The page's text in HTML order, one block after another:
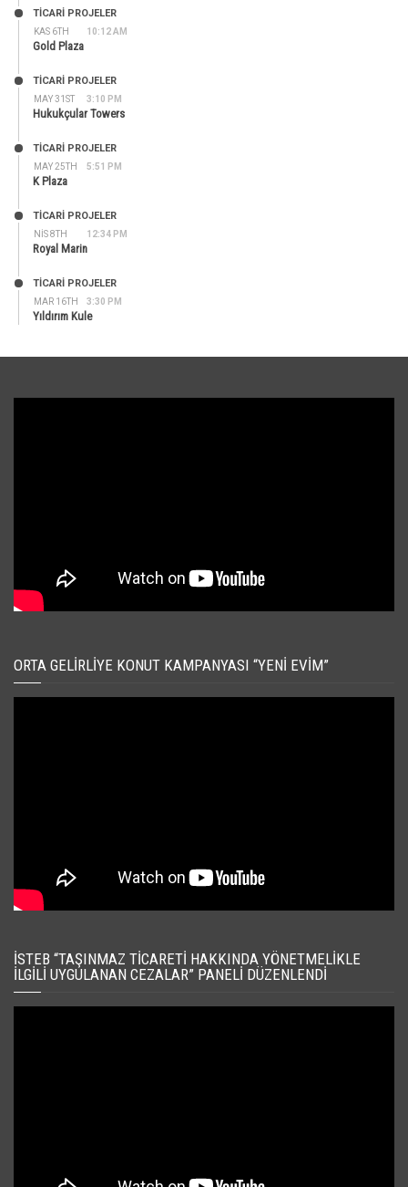
KAS 6TH 10:12 AM
TİCARİ PROJELER
Gold Plaza
MAY 31ST 3:10 PM
TİCARİ PROJELER
Hukukçular Towers
MAY 25TH 5:51 PM
TİCARİ PROJELER
K Plaza
NIS 8TH 12:34 PM
TİCARİ PROJELER
Royal Marin
MAR 16TH 3:30 PM
TİCARİ PROJELER
Yıldırım Kule
ORTA GELIRLIYE KONUT KAMPANYASI “YENI EVIM”
İSTEB “TAŞINMAZ TICARETI HAKKINDA YÖNETMELIKLE
İLGILI UYGULANAN CEZALAR” PANELI DÜZENLENDI